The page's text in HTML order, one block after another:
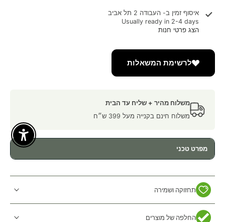
איסוף זמין ב- העבודה 2 תל אביב
Usually ready in 2-4 days
הצג פרטי חנות
לרשימת המשאלות
משלוח מהיר + שליח עד הבית
משלוח חינם בקנייה מעל 399 ש״ח
מפרט טכני
תחזוקה ושמירה
החלפה של מוצרים
Enable Accessibility